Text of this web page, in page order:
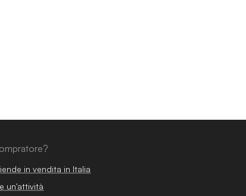
in vendita in Italia
un'attività